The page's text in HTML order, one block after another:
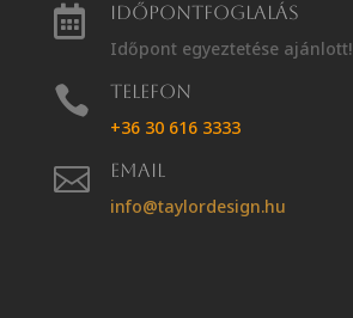

Időpontfoglalás
Időpont egyeztetése ajánlott!

Telefon
+36 30 616 3333

Email
info@taylordesign.hu